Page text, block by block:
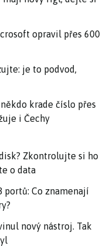
opravil přes 600
je to podvod,
krade číslo přes
i Čechy
Zkontrolujte si ho
o data
portů: Co znamenají
nový nástroj. Tak